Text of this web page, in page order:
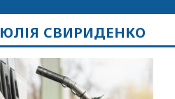
ЮЛІЯ СВИРИДЕНКО